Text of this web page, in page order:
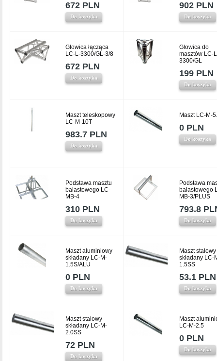
672 PLN
Do koszyka
902 PLN
Do koszyka
Głowica łącząca
LC-L-3300/GL-3/8
672 PLN
Do koszyka
Głowica do
masztów LC-
3300/GL
199 PLN
Do koszyka
Maszt teleskopowy
LC-M-10T
983.7 PLN
Do koszyka
Maszt LC-M-
0 PLN
Do koszyka
Podstawa masztu
balastowego LC-
MB-4
310 PLN
Do koszyka
Podstawa
balastowego
MB-3/PLUS
793.8
Do koszyka
Maszt aluminiowy
składany LC-M-
1.5S/ALU
0 PLN
Do koszyka
Maszt stalowy
składany LC-
1.5SS
53.1 PLN
Do koszyka
Maszt stalowy
składany LC-M-
2.0SS
72 PLN
Do koszyka
Maszt
LC-M-2.5
0 PLN
Do koszyka